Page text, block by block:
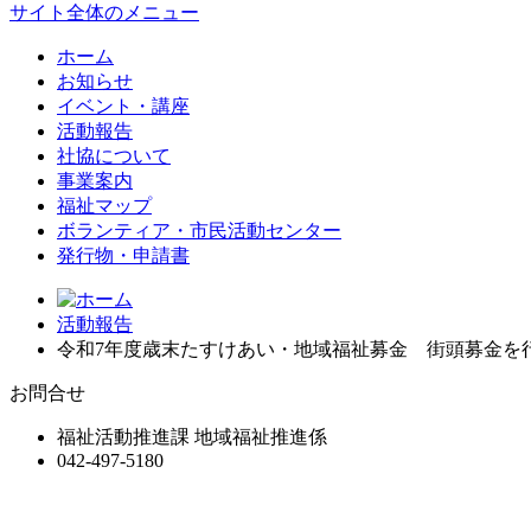
サイト全体のメニュー
ホーム
お知らせ
イベント・講座
活動報告
社協について
事業案内
福祉マップ
ボランティア・市民活動センター
発行物・申請書
活動報告
令和7年度歳末たすけあい・地域福祉募金 街頭募金を
お問合せ
福祉活動推進課 地域福祉推進係
042-497-5180